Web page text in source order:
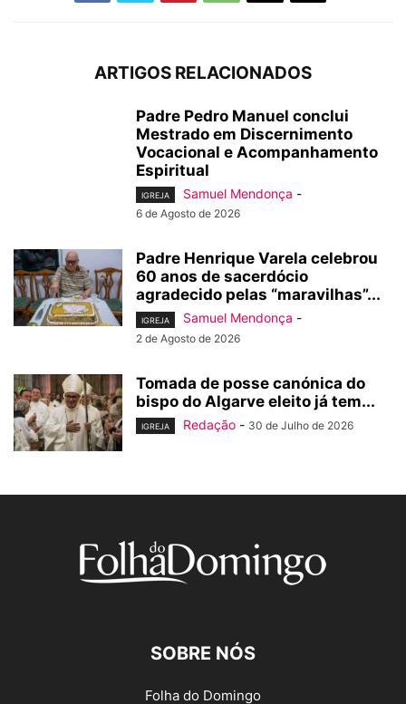
ARTIGOS RELACIONADOS
Padre Pedro Manuel conclui
Mestrado em Discernimento
Vocacional e Acompanhamento
Espiritual
IGREJA Samuel Mendonça -
6 de Agosto de 2026
Padre Henrique Varela celebrou
60 anos de sacerdócio
agradecido pelas “maravilhas”...
IGREJA Samuel Mendonça -
2 de Agosto de 2026
Tomada de posse canónica do
bispo do Algarve eleito já tem...
IGREJA Redação - 30 de Julho de 2026
SOBRE NÓS
Folha do Domingo